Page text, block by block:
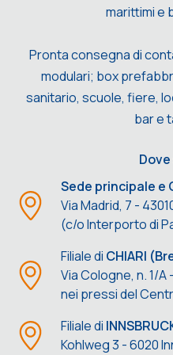
marittimi e
Pronta consegna di
modulari; box
sanitario, scuole, fiere,
bar e
Sede principale e
Via Madrid, 7 -
(c/o Interporto di
Filiale di CHIARI
Via Cologne, n. 1/
nei pressi del
Filiale di
Kohlweg 3 - 6020